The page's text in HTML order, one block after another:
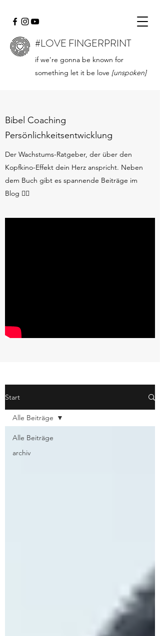
#LOVE FINGERPRINT
if we're gonna be known for
something let it be love [unspoken]
Bibel Coaching
Persönlichkeitsentwicklung
Der Wachstums-Ratgeber, der über den
Kopfkino-Effekt dein Herz anspricht. Neben
dem Buch gibt es spannende Beiträge im
Blog 👇🏻
Start
Alle Beiträge
archiv
Alle Beiträge